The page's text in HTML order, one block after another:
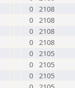
0 2108
0 2108
0 2108
0 2108
0 2105
0 2105
0 2105